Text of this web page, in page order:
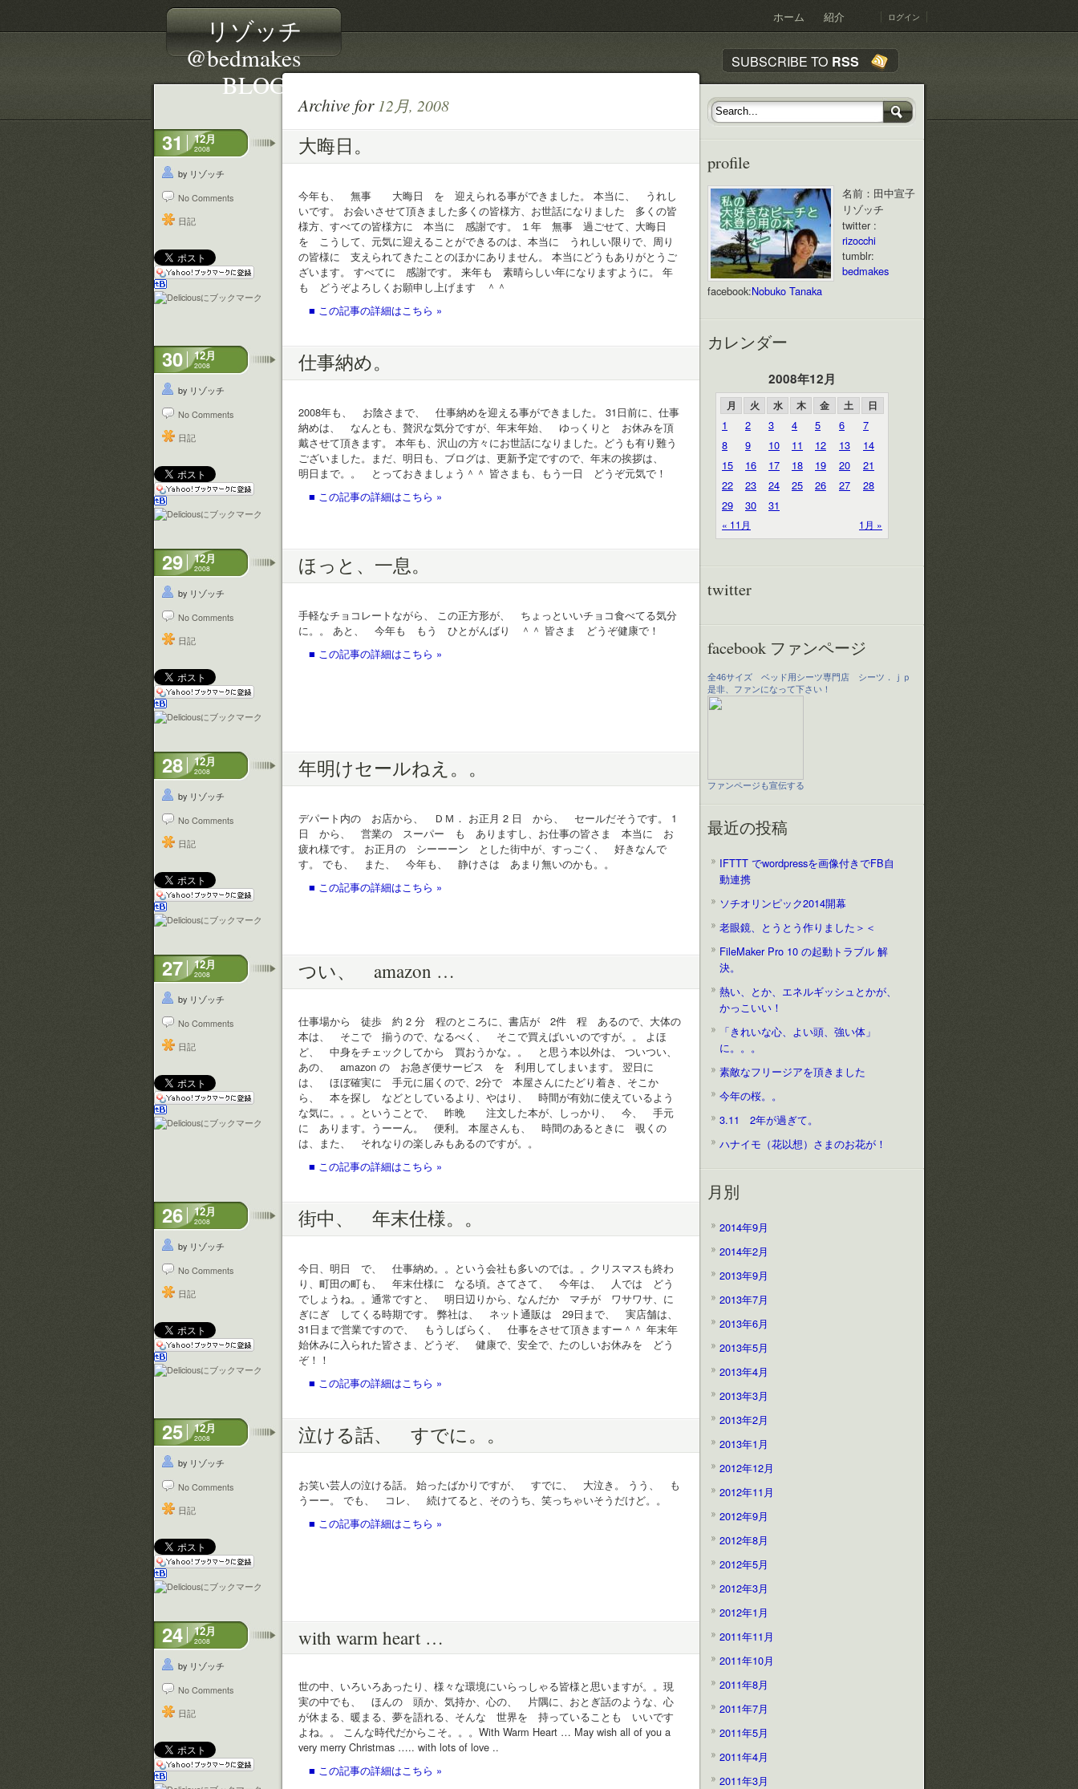
リゾッチ
@bedmakes
BLOG
ログイン
ホーム 紹介
SUBSCRIBE TO RSS
Archive for 12月, 2008
31 12月
2008
by リゾッチ
No Comments
日記
大晦日。
今年も、 無事 大晦日 を 迎えられる事ができました。 本当に、 うれし
いです。 お会いさせて頂きました多くの皆様方、お世話になりました 多くの皆
様方、すべての皆様方に 本当に 感謝です。 １年 無事 過ごせて、大晦日
を こうして、元気に迎えることができるのは、本当に うれしい限りで、周り
の皆様に 支えられてきたことのほかにありません。 本当にどうもありがとうご
ざいます。 すべてに 感謝です。 来年も 素晴らしい年になりますように。 年
も どうぞよろしくお願申し上げます ＾＾
■ この記事の詳細はこちら »
30 12月
2008
by リゾッチ
No Comments
日記
仕事納め。
2008年も、 お陰さまで、 仕事納めを迎える事ができました。 31日前に、仕事
納めは、 なんとも、贅沢な気分ですが、年末年始、 ゆっくりと お休みを頂
戴させて頂きます。 本年も、沢山の方々にお世話になりました。どうも有り難う
ございました。まだ、明日も、ブログは、更新予定ですので、年末の挨拶は、
明日まで。。 とっておきましょう＾＾ 皆さまも、もう一日 どうぞ元気で！
■ この記事の詳細はこちら »
29 12月
2008
by リゾッチ
No Comments
日記
ほっと、一息。
手軽なチョコレートながら、 この正方形が、 ちょっといいチョコ食べてる気分
に。。 あと、 今年も もう ひとがんばり ＾＾ 皆さま どうぞ健康で！
■ この記事の詳細はこちら »
28 12月
2008
by リゾッチ
No Comments
日記
年明けセールねえ。。
デパート内の お店から、 ＤＭ． お正月 2 日 から、 セールだそうです。 1
日 から、 営業の スーパー も ありますし、お仕事の皆さま 本当に お
疲れ様です。 お正月の シーーーン とした街中が、すっごく、 好きなんで
す。 でも、 また、 今年も、 静けさは あまり無いのかも。。
■ この記事の詳細はこちら »
27 12月
2008
by リゾッチ
No Comments
日記
つい、 amazon …
仕事場から 徒歩 約 2 分 程のところに、書店が 2件 程 あるので、大体の
本は、 そこで 揃うので、なるべく、 そこで買えばいいのですが。。 よほ
ど、 中身をチェックしてから 買おうかな。。 と思う本以外は、 ついつい、
あの、 amazon の お急ぎ便サービス を 利用してしまいます。 翌日に
は、 ほぼ確実に 手元に届くので、2分で 本屋さんにたどり着き、そこか
ら、 本を探し などとしているより、やはり、 時間が有効に使えているよう
な気に。。。ということで、 昨晩 注文した本が、しっかり、 今、 手元
に あります。うーーん。 便利。 本屋さんも、 時間のあるときに 覗くの
は、また、 それなりの楽しみもあるのですが。。
■ この記事の詳細はこちら »
26 12月
2008
by リゾッチ
No Comments
日記
街中、 年末仕様。。
今日、明日 で、 仕事納め。。という会社も多いのでは。。クリスマスも終わ
り、町田の町も、 年末仕様に なる頃。さてさて、 今年は、 人では どう
でしょうね。。通常ですと、 明日辺りから、なんだか マチが ワサワサ、に
ぎにぎ してくる時期です。 弊社は、 ネット通販は 29日まで、 実店舗は、
31日まで営業ですので、 もうしばらく、 仕事をさせて頂きますー＾＾ 年末年
始休みに入られた皆さま、どうぞ、 健康で、安全で、たのしいお休みを どう
ぞ！！
■ この記事の詳細はこちら »
25 12月
2008
by リゾッチ
No Comments
日記
泣ける話、 すでに。。
お笑い芸人の泣ける話。 始ったばかりですが、 すでに、 大泣き。 うう、 も
うーー。 でも、 コレ、 続けてると、そのうち、笑っちゃいそうだけど。。
■ この記事の詳細はこちら »
24 12月
2008
by リゾッチ
No Comments
日記
with warm heart …
世の中、いろいろあったり、様々な環境にいらっしゃる皆様と思いますが。。現
実の中でも、 ほんの 頭か、気持か、心の、 片隅に、おとぎ話のような、心
が休まる、暖まる、夢を語れる、そんな 世界を 持っていることも いいです
よね。。 こんな時代だからこそ。。。With Warm Heart … May wish all of you a
very merry Christmas ….. with lots of love ..
■ この記事の詳細はこちら »
profile
名前：田中宣子
リゾッチ
twitter :
rizocchi
tumblr:
bedmakes
facebook:Nobuko Tanaka
カレンダー
2008年12月
月 火 水 木 金 土 日
« 11月 1月 »
1 2 3 4 5 6
7
8
9 10 11 12 13
14
15
16 17 18 19 20
21
22
23 24 25 26 27
28
29
30 31
twitter
facebook ファンページ
全46サイズ ベッド用シーツ専門店 シーツ．ｊｐ
是非、ファンになって下さい！
ファンページも宣伝する
最近の投稿
IFTTT でwordpressを画像付きでFB自
動連携
ソチオリンピック2014開幕
老眼鏡、とうとう作りました＞＜
FileMaker Pro 10 の起動トラブル 解
決。
熱い、とか、エネルギッシュとかが、
かっこいい！
「きれいな心、よい頭、強い体」
に。。。
素敵なフリージアを頂きました
今年の桜。。
3.11 2年が過ぎて。
ハナイモ（花以想）さまのお花が！
月別
2014年9月
2014年2月
2013年9月
2013年7月
2013年6月
2013年5月
2013年4月
2013年3月
2013年2月
2013年1月
2012年12月
2012年11月
2012年9月
2012年8月
2012年5月
2012年3月
2012年1月
2011年11月
2011年10月
2011年8月
2011年7月
2011年5月
2011年4月
2011年3月